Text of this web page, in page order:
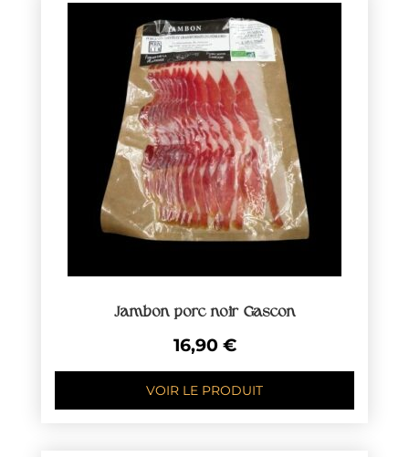
Jambon porc noir Gascon
16,90 €
VOIR LE PRODUIT